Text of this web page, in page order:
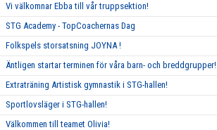
Vi välkomnar Ebba till vår truppsektion!
STG Academy - TopCoachernas Dag
Folkspels storsatsning JOYNA !
Äntligen startar terminen för våra barn- och breddgrupper!
Extraträning Artistisk gymnastik i STG-hallen!
Sportlovsläger i STG-hallen!
Välkommen till teamet Olivia!